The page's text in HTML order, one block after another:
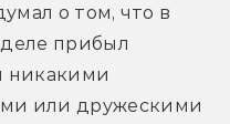
о том, что в
прибыл
никакими
или дружескими